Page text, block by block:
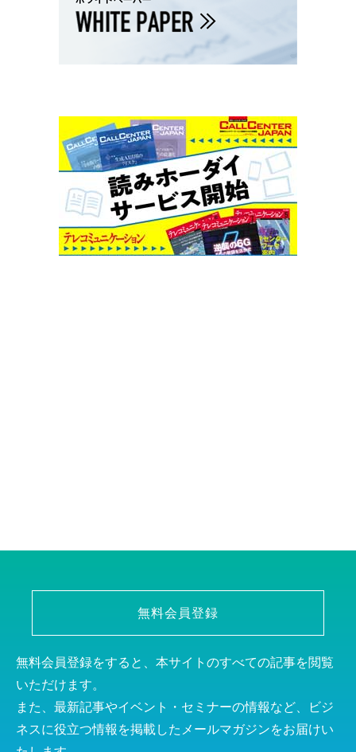
無料会員登録
無料会員登録をすると、本サイトのすべての記事を閲覧
いただけます。
また、最新記事やイベント・セミナーの情報など、ビジ
ネスに役立つ情報を掲載したメールマガジンをお届けい